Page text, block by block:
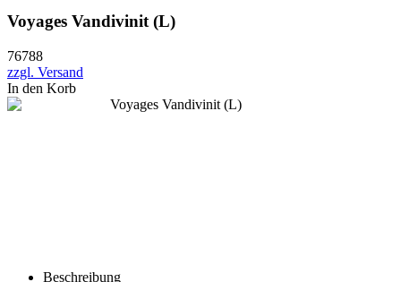
Voyages Vandivinit (L)
76788
zzgl. Versand
In den Korb
Beschreibung